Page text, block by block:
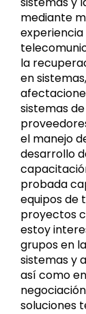
mediante
la
en
sistemas
el manejo
desarrollo
probada
equipos de
proyectos
estoy
grupos en
sistemas y
así como
soluciones